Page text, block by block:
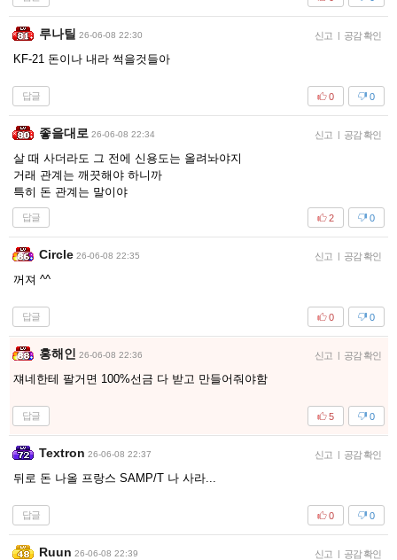
루나틸 26-06-08 22:30 신고 | 공감 확인
KF-21 돈이나 내라 썩을것들아
답글 0
0
좋을대로 26-06-08 22:34 신고 | 공감 확인
살 때 사더라도 그 전에 신용도는 올려놔야지
거래 관계는 깨끗해야 하니까
특히 돈 관계는 말이야
답글 0
2
Circle 26-06-08 22:35 신고 | 공감 확인
꺼져 ^^
답글 0
0
홍해인 26-06-08 22:36 신고 | 공감 확인
쟤네한테 팔거면 100%선금 다 받고 만들어줘야함
답글 0
5
Textron 26-06-08 22:37 신고 | 공감 확인
뒤로 돈 나올 프랑스 SAMP/T 나 사라...
답글 0
0
Ruun 26-06-08 22:39 신고 | 공감 확인